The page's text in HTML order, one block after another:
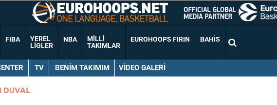
FIBA
YEREL
LIGLER
NBA
MILLI
TAKIMLAR
EUROHOOPS FIRIN BAHIS
TV BENIM TAKIMIM VIDEO GALERI
DUVAL